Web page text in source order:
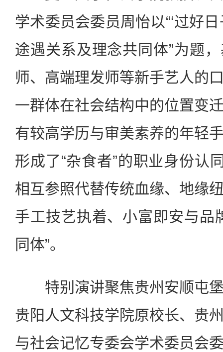
学术委员会委员周怡以“‘过好
途遇关系及理念共同体”为题
师、高端理发师等新手艺人的
一群体在社会结构中的位置变
有较高学历与审美素养的年轻
形成了“杂食者”的职业身份认
相互参照代替传统血缘、地缘
手工技艺执着、小富即安与品
同体”。
特别演讲聚焦贵州安顺屯堡
贵阳人文科技学院原校长、贵
与社会记忆专委会学术委员会